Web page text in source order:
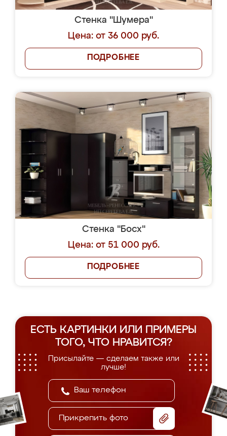
Стенка "Шумера"
Цена: от 36 000 руб.
ПОДРОБНЕЕ
Стенка "Босх"
Цена: от 51 000 руб.
ПОДРОБНЕЕ
ЕСТЬ КАРТИНКИ ИЛИ ПРИМЕРЫ
ТОГО, ЧТО НРАВИТСЯ?
Присылайте — сделаем также или
лучше!
Прикрепить фото